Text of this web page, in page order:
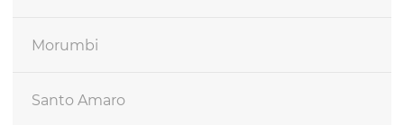
Morumbi
Santo Amaro